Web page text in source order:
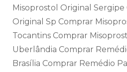
Misoprostol Original Sergipe
Original Sp Comprar
Tocantins Comprar
Uberlândia Comprar
Brasília Comprar Remédio